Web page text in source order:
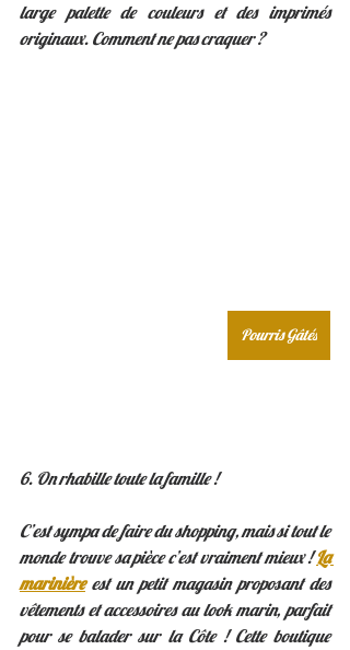
large palette de couleurs et des imprimés
originaux. Comment ne pas craquer ?
Pourris Gâtés
6. On rhabille toute la famille !
C’est sympa de faire du shopping, mais si tout le
monde trouve sa pièce c’est vraiment mieux ! La
marinière est un petit magasin proposant des
vêtements et accessoires au look marin, parfait
pour se balader sur la Côte ! Cette boutique